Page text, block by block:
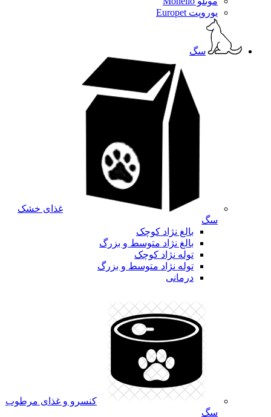
یوروپت Europet
سگ
غذای خشک
سگ
بالغ نژاد کوچک
بالغ نژاد متوسط و بزرگ
توله نژاد کوچک
توله نژاد متوسط و بزرگ
درمانی
کنسرو و غذای مرطوب
سگ